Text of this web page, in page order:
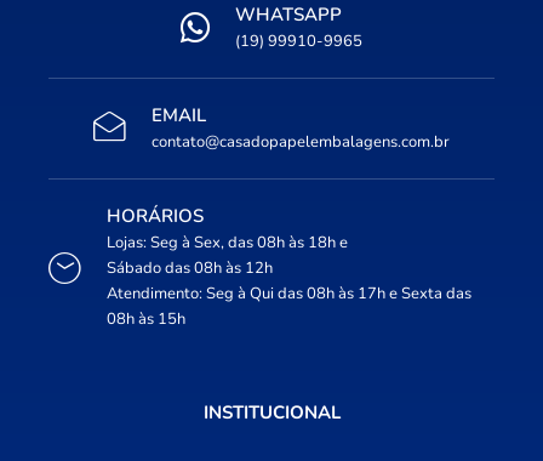
WHATSAPP
(19) 99910-9965
EMAIL
contato@casadopapelembalagens.com.br
HORÁRIOS
Lojas: Seg à Sex, das 08h às 18h e
Sábado das 08h às 12h
Atendimento: Seg à Qui das 08h às 17h e Sexta das
08h às 15h
INSTITUCIONAL